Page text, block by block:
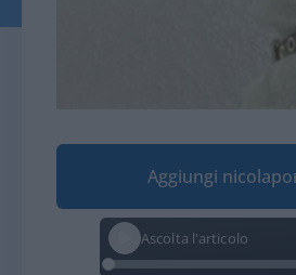
Aggiungi
Ascolta l'articolo